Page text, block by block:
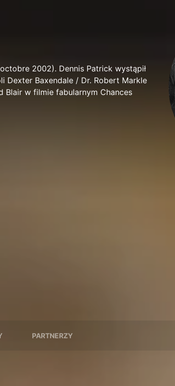
2002). Dennis Patrick wystąpił
Dexter Baxendale / Dr. Robert Markle
Blair w filmie fabularnym Chances
PARTNERZY